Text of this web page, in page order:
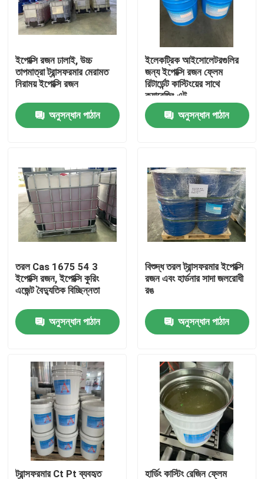
পণ্য
আমাদের সম্পর্কে
মান নিয়ন্ত্রণ
আমাদের সাথে যোগাযোগ করুন
খবর
সব ক্ষেত্রেই
উদ্ধৃতির জন্য আবেদন
ঘরের তাপমাত্রা নিরাময়কারী ইপক্সি রজন
ইপোক্সি রজন ঢালাই, উচ্চ
তাপমাত্রা ট্রান্সফরমার মেরামত
নিরাময় ইপোক্সি রজন
অনুসন্ধান পাঠান
ইলেকট্রিক আইসোলেটরগুলির
জন্য ইপোক্সি রজন ফ্লেম
রিটার্ডেন্ট কাস্টিংয়ের সাথে
ক্যারেজিং এন্ট
অনুসন্ধান পাঠান
তরল Cas 1675 54 3
ইপোক্সি রজন, ইপোক্সি কুরিং
এজেন্ট বৈদ্যুতিক বিচ্ছিন্নতা
অনুসন্ধান পাঠান
বিশুদ্ধ তরল ট্রান্সফরমার ইপোক্সি
রজন এবং হার্ডনার সাদা জলরোধী
রঙ
অনুসন্ধান পাঠান
ট্রান্সফরমার Ct Pt ব্যবহৃত হার্ডিং কাস্টিং রেজিন ফ্লেম